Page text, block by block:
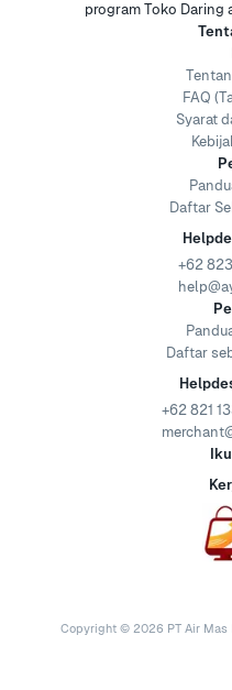
program Toko Daring
FAQ
Syarat
Daftar
+62
Daftar
+62 821
Copyright © 2026 PT Air Mas